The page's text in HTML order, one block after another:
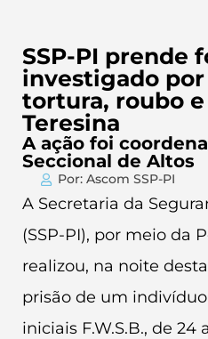
SSP-PI prende
investigado
tortura, roubo
Teresina
A ação foi
Seccional de Altos
Por: Ascom SSP-PI
A Secretaria da
(SSP-PI), por meio da
realizou, na noite
prisão de um
iniciais F.W.S.B., de 24